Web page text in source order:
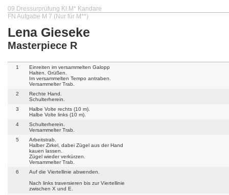
09 Dressurprüfung Kl.M* Kandare
FN Aufgabe M 7 (Nur für M**)
Lena Gieseke
Masterpiece R
1
Einreiten im versammelten Galopp
Halten. Grüßen.
Im versammelten Tempo antraben.
Versammelter Trab.
2
Rechte Hand.
Schulterherein.
3
Halbe Volte rechts (10 m).
Halbe Volte links (10 m).
4
Schulterherein.
Versammelter Trab.
5
Arbeitstrab.
Halber Zirkel, dabei Zügel aus der Hand
kauen lassen.
Zügel wieder verkürzen.
Versammelter Trab.
6
Auf die Viertellinie abwenden.
Nach links traversieren bis zur Viertellinie
zwischen X und E.